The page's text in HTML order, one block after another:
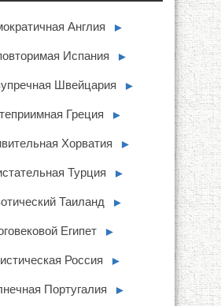
Англия ►
Испания ►
Швейцария ►
Греция ►
Хорватия ►
Турция ►
Таиланд ►
Египет ►
Россия ►
Португалия ►